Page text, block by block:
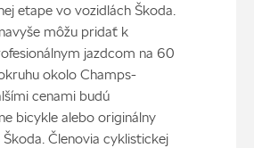
etape vo vozidlách Škoda.
môžu pridať k
jazdcom na 60
okolo Champs-
cenami budú
bicykle alebo originálny
Členovia cyklistickej